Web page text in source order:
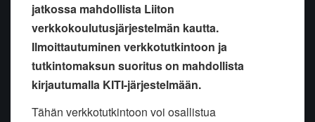
jatkossa mahdollista Liiton
verkkokoulutusjärjestelmän kautta.
Ilmoittautuminen verkkotutkintoon ja
tutkintomaksun suoritus on mahdollista
kirjautumalla KITI-järjestelmään.
Tähän verkkotutkintoon voi osallistua